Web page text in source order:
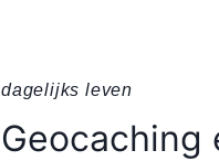
dagelijks leven
Geocaching